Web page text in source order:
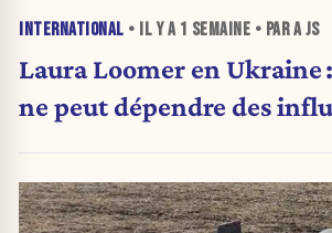
INTERNATIONAL • IL Y A 1 SEMAINE • PAR A JS
Laura Loomer en Ukraine
ne peut dépendre des